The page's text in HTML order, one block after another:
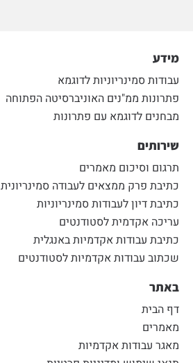
מידע
עבודות סמינריוניות לדוגמא
פתרונות ממ"נים האוניברסיטה הפתוחה
מבחנים לדוגמא עם פתרונות
שירותים
תרגום וסיכום מאמרים
כתיבת פרק ממצאים לעבודה סמינריונית
כתיבת דיון לעבודות סמינריוניות
עריכה אקדמית לסטודנטים
כתיבת עבודות אקדמיות באנגלית
שכתוב עבודות אקדמיות לסטודנטים
באתר
דף הבית
מאמרים
מאגר עבודות אקדמיות